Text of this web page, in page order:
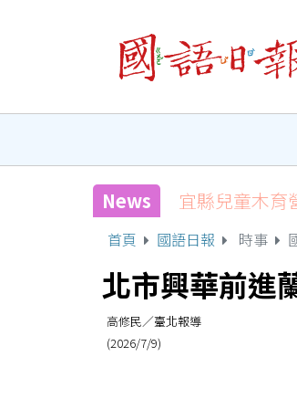
News 宜縣兒童木
首頁 國語日報 時事
北市興華前進
高修民／臺北報導
(2026/7/9)